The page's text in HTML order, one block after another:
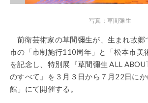
写真：草間彌生
前衛芸術家の草間彌生が、生まれ故郷
市の「市制施行110周年」と「松本市美
を記念し、特別展『草間彌生 ALL
のすべて』を３月３日から７月22日に
館」にて開催する。